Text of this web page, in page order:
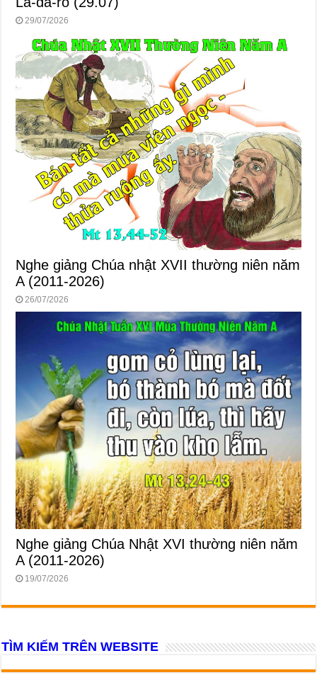
29/07/2026
Nghe giảng Chúa nhật XVII thường niên năm
A (2011-2026)
26/07/2026
Nghe giảng Chúa Nhật XVI thường niên năm
A (2011-2026)
19/07/2026
TÌM KIẾM TRÊN WEBSITE